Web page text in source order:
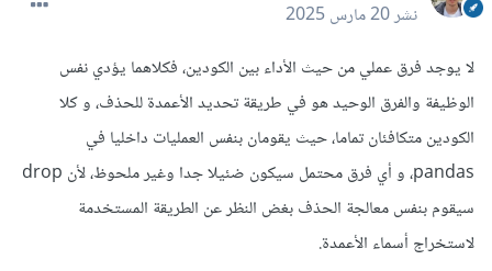
نشر20 مارس 2025
لا يوجد فرق عملي من حيث الأداء بين الكودين، فكلاهما يؤدي نفس
الوظيفة والفرق الوحيد هو في طريقة تحديد الأعمدة للحذف، و كلا
الكودين متكافئان تماما، حيث يقومان بنفس العمليات داخليا في
pandas، و أي فرق محتمل سيكون ضئيلا جدا وغير ملحوظ، لأن drop
سيقوم بنفس معالجة الحذف بغض النظر عن الطريقة المستخدمة
لاستخراج أسماء الأعمدة.